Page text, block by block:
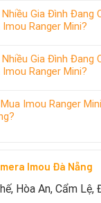
Gia Đình Đang
Ranger Mini?
Gia Đình Đang
Ranger Mini?
Imou Ranger
Imou Đà Nẵng
Hòa An, Cẩm Lệ,